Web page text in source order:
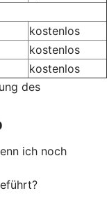
kostenlos
kostenlos
kostenlos
des
ich noch